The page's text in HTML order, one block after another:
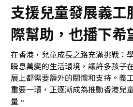
支援兒童發展義工
際幫助，也播下希
在香港，兒童成長之路充滿挑戰：
瞬息萬變的生活環境，讓許多孩子
展上都需要額外的關懷和支持。義
重要一環，正逐漸成為推動香港兒
量。